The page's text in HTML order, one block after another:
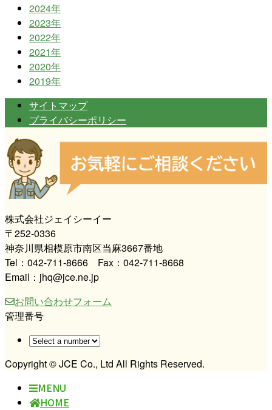
2024年
2023年
2022年
2021年
2020年
2019年
サイトマップ
プライバシーポリシー
株式会社ジェイシーイー
〒252-0336
神奈川県相模原市南区当麻3667番地
Tel：042-711-8666 Fax：042-711-8668
Email：jhq@jce.ne.jp
お問い合わせフォーム
管理番号
Copyright © JCE Co., Ltd All Rights Reserved.
MENU
HOME